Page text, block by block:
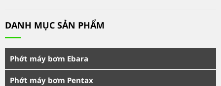
DANH MỤC SẢN PHẨM
Phớt máy bơm Ebara
Phớt máy bơm Pentax